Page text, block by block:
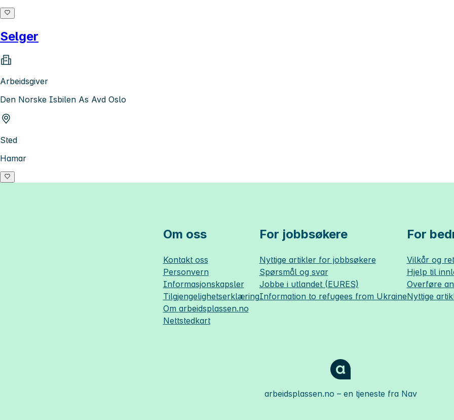
Selger
Arbeidsgiver
Den Norske Isbilen As Avd Oslo
Sted
Hamar
Om oss
Kontakt oss
Personvern
Informasjonskapsler
Tilgjengelighetserklæring
Om arbeidsplassen.no
Nettstedkart
For jobbsøkere
Nyttige artikler for jobbsøkere
Spørsmål og svar
Jobbe i utlandet (EURES)
Information to refugees from Ukraine
For
Vilkår og
Hjelp til
Overføre
Nyttige
arbeidsplassen.no – en tjeneste fra Nav